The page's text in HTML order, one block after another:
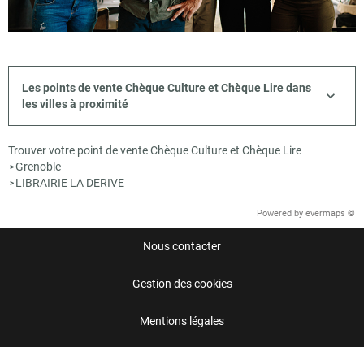
Les points de vente Chèque Culture et Chèque Lire dans
les villes à proximité
Trouver votre point de vente Chèque Culture et Chèque Lire
>Grenoble
> LIBRAIRIE LA DERIVE
Powered by evermaps ©
Nous contacter
Gestion des cookies
Mentions légales